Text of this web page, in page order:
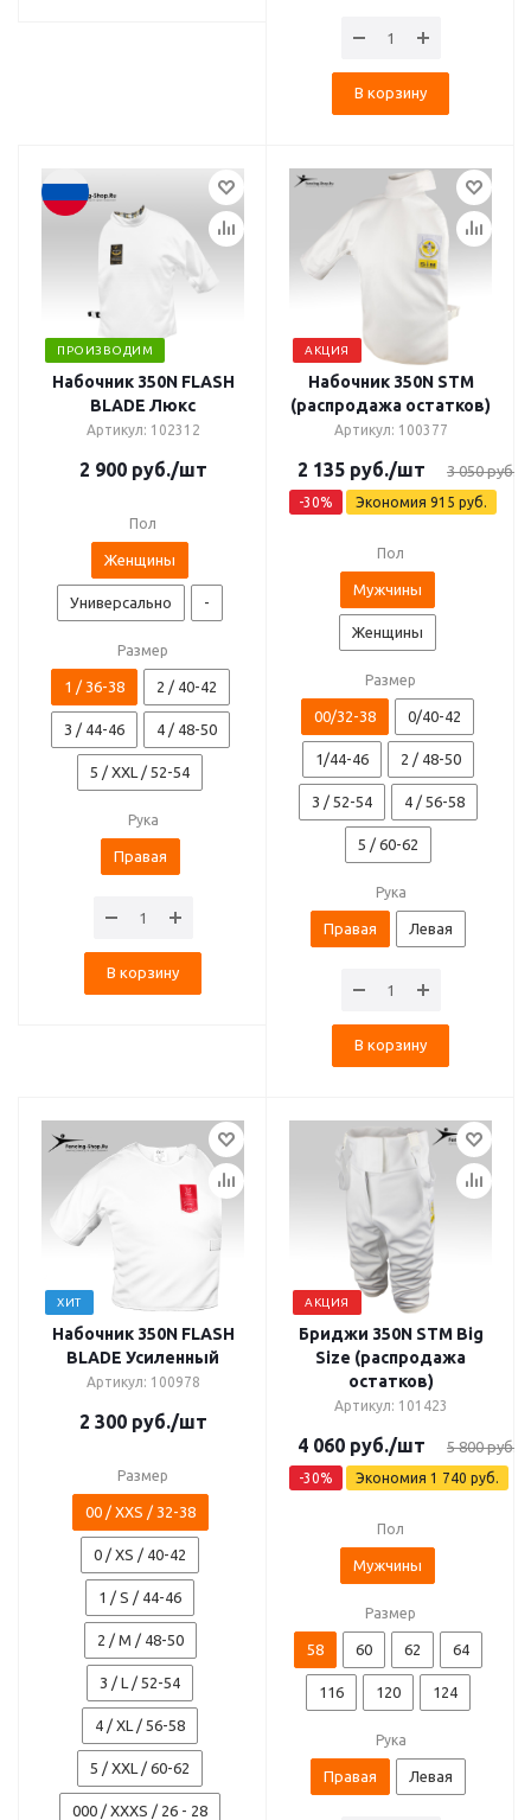
В корзину
ПРОИЗВОДИМ
Набочник 350N FLASH
BLADE Люкс
Артикул: 102312
2 900руб./шт
Пол
Женщины
Универсально -
Размер
1 / 36-38 2 / 40-42
3 / 44-46 4 / 48-50
5 / XXL / 52-54
Рука
Правая
В корзину
АКЦИЯ
Набочник 350N STM
(распродажа остатков)
Артикул: 100377
2 135 руб./шт 3 050руб.
-30% Экономия 915 руб.
Пол
Мужчины
Женщины
Размер
00/32-38 0/40-42
1/44-46 2 / 48-50
3 / 52-54 4 / 56-58
5 / 60-62
Рука
Правая Левая
В корзину
ХИТ
Набочник 350N FLASH
BLADE Усиленный
Артикул: 100978
2 300руб./шт
Размер
00 / XXS / 32-38
0 / XS / 40-42
1 / S / 44-46
2 / M / 48-50
3 / L / 52-54
4 / XL / 56-58
5 / XXL / 60-62
000 / XXXS / 26 - 28
АКЦИЯ
Бриджи 350N STM Big
Size (распродажа
остатков)
Артикул: 101423
4 060 руб./шт 5 800руб.
-30% Экономия 1 740 руб.
Пол
Мужчины
Размер
58 60 62 64
116 120 124
Рука
Правая Левая